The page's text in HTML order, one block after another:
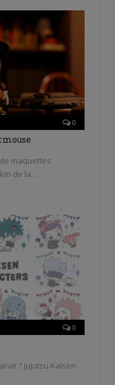
0
maquettes
de la…
0
? Jujutsu Kaisen